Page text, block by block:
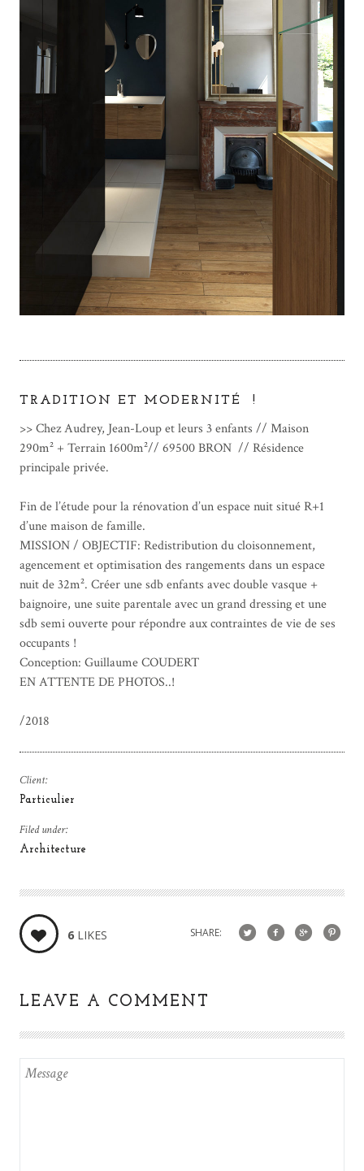
TRADITION ET MODERNITÉ !
>> Chez Audrey, Jean-Loup et leurs 3 enfants // Maison
290m² + Terrain 1600m²// 69500 BRON // Résidence
principale privée.
Fin de l’étude pour la rénovation d’un espace nuit situé R+1
d’une maison de famille.
MISSION / OBJECTIF: Redistribution du cloisonnement,
agencement et optimisation des rangements dans un espace
nuit de 32m². Créer une sdb enfants avec double vasque +
baignoire, une suite parentale avec un grand dressing et une
sdb semi ouverte pour répondre aux contraintes de vie de ses
occupants !
Conception: Guillaume COUDERT
EN ATTENTE DE PHOTOS..!
/2018
Client:
Particulier
Filed under:
Architecture
6LIKES SHARE:
LEAVE A COMMENT